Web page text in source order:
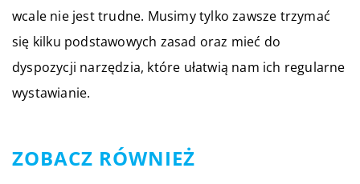
wcale nie jest trudne. Musimy tylko zawsze trzymać
się kilku podstawowych zasad oraz mieć do
dyspozycji narzędzia, które ułatwią nam ich regularne
wystawianie.
ZOBACZ RÓWNIEŻ